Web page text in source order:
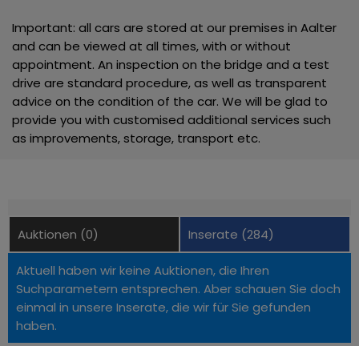
Important: all cars are stored at our premises in Aalter
and can be viewed at all times, with or without
appointment. An inspection on the bridge and a test
drive are standard procedure, as well as transparent
advice on the condition of the car. We will be glad to
provide you with customised additional services such
as improvements, storage, transport etc.
Auktionen (0) Inserate (284)
Aktuell haben wir keine Auktionen, die Ihren
Suchparametern entsprechen. Aber schauen Sie doch
einmal in unsere Inserate, die wir für Sie gefunden
haben.